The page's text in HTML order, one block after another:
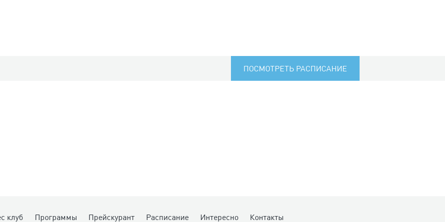
ПОСМОТРЕТЬ РАСПИСАНИЕ
клуб Программы Прейскурант Расписание Интересно Контакты